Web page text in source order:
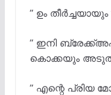
” ഉം തീർച്ചയായും
” ഇനി
കൊക്കയും
” എന്റെ പ്രിയ